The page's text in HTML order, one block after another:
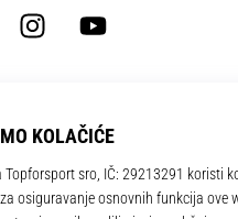
InstagramYouTube